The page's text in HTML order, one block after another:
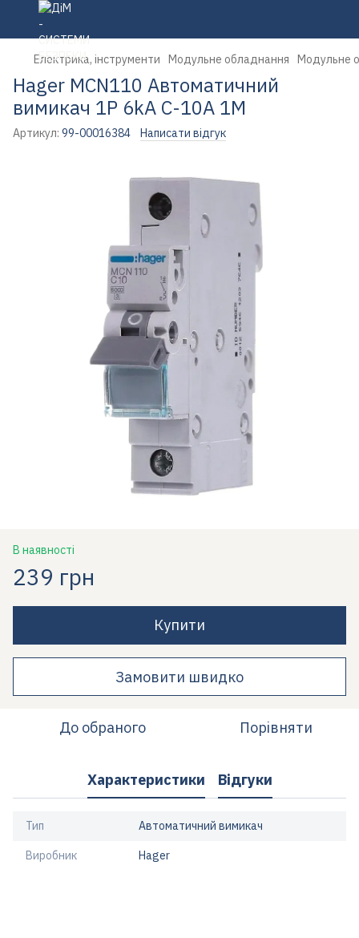
Електрика, інструменти Модульне обладнання Модульне
Hager MCN110 Автоматичний
вимикач 1P 6kA C-10A 1M
Артикул: 99-00016384 Написати відгук
В наявності
239 грн
Купити
Замовити швидко
До обраного Порівняти
Характеристики Відгуки
Тип Автоматичний вимикач
Виробник Hager